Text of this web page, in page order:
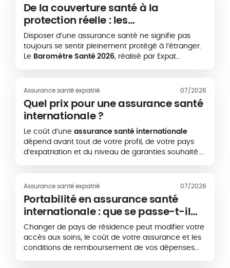
De la couverture santé à la
protection réelle : les
enseignements du Baromètre Santé
2026
Disposer d’une assurance santé ne signifie pas
toujours se sentir pleinement protégé à l’étranger.
Le Baromètre Santé 2026, réalisé par Expat
met en évidence un écart important entre le fait
de disposer d’une couverture santé et l’expérience
réelle des expatriés lorsqu’ils doivent accéder à
des soins.
Assurance santé expatrié 07/2026
Quel prix pour une assurance santé
internationale ?
Le coût d’une assurance santé internationale
dépend avant tout de votre profil, de votre pays
d’expatriation et du niveau de garanties souhaité.
qu’une assurance expatrié plus complète, incluant
par exemple les soins aux États-Unis, peut
dépasser plusieurs milliers d’euros annuels.
L’objectif est donc de choisir une protection
adaptée à vos besoins réels, sans payer pour des
garanties inutiles
Assurance santé expatrié 07/2026
Portabilité en assurance santé
internationale : que se passe-t-il
lorsque vous changez de pays ?
Changer de pays de résidence peut modifier votre
accès aux soins, le coût de votre assurance et les
conditions de remboursement de vos dépenses